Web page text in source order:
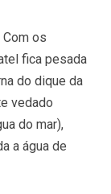
Com os
fica pesada
do dique da
vedado
do mar),
a água de